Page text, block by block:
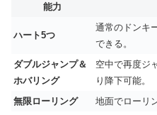
能力
ハート5つ
通常のドンキ
できる。
ダブルジャンプ＆
ホバリング
空中で再度ジ
り降下可能。
無限ローリング
地面でローリ